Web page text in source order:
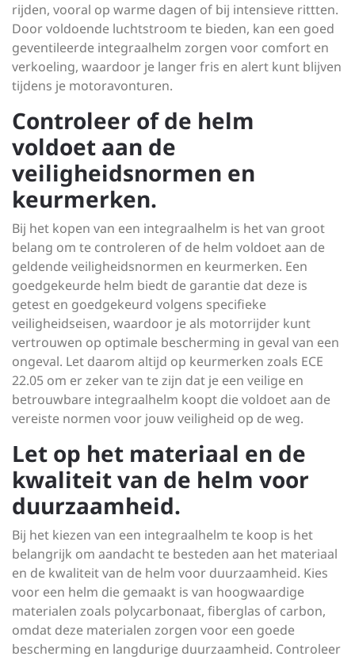
rijden, vooral op warme dagen of bij intensieve rittten.
Door voldoende luchtstroom te bieden, kan een goed
geventileerde integraalhelm zorgen voor comfort en
verkoeling, waardoor je langer fris en alert kunt blijven
tijdens je motoravonturen.
Controleer of de helm
voldoet aan de
veiligheidsnormen en
keurmerken.
Bij het kopen van een integraalhelm is het van groot
belang om te controleren of de helm voldoet aan de
geldende veiligheidsnormen en keurmerken. Een
goedgekeurde helm biedt de garantie dat deze is
getest en goedgekeurd volgens specifieke
veiligheidseisen, waardoor je als motorrijder kunt
vertrouwen op optimale bescherming in geval van een
ongeval. Let daarom altijd op keurmerken zoals ECE
22.05 om er zeker van te zijn dat je een veilige en
betrouwbare integraalhelm koopt die voldoet aan de
vereiste normen voor jouw veiligheid op de weg.
Let op het materiaal en de
kwaliteit van de helm voor
duurzaamheid.
Bij het kiezen van een integraalhelm te koop is het
belangrijk om aandacht te besteden aan het materiaal
en de kwaliteit van de helm voor duurzaamheid. Kies
voor een helm die gemaakt is van hoogwaardige
materialen zoals polycarbonaat, fiberglas of carbon,
omdat deze materialen zorgen voor een goede
bescherming en langdurige duurzaamheid. Controleer